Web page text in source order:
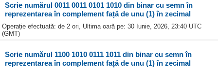
Scrie numărul 0011 0011 0101 1010 din binar cu semn în
reprezentarea în complement față de unu (1) în zecimal
Operație efectuată: de 2 ori, Ultima oară pe: 30 Iunie, 2026, 23:40 UTC
(GMT)
Scrie numărul 1100 1010 0111 1011 din binar cu semn în
reprezentarea în complement față de unu (1) în zecimal